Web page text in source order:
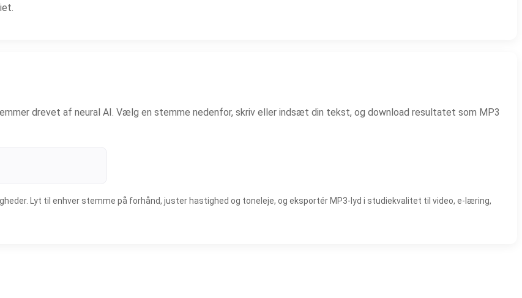
drevet af neural AI. Vælg en stemme nedenfor, skriv eller indsæt din tekst, og download resultatet som MP3
Lyt til enhver stemme på forhånd, juster hastighed og toneleje, og eksportér MP3-lyd i studiekvalitet til video, e-læring,